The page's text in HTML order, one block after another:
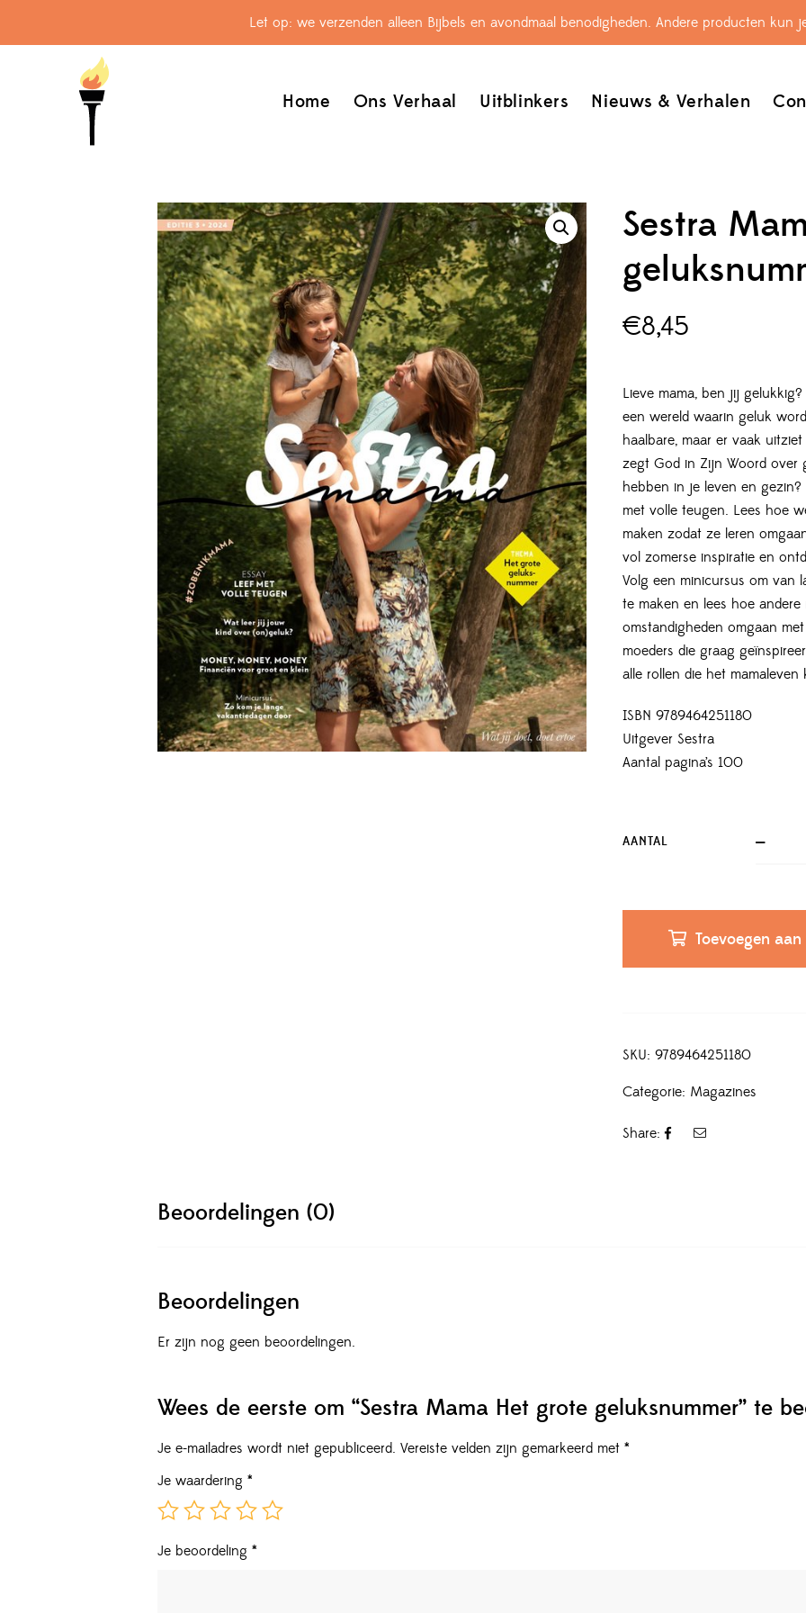
Let op: we verzenden alleen Bijbels en avondmaal benodigheden. Andere producten kun
Home Ons Verhaal Uitblinkers Nieuws & Verhalen
Sestra
€8,45
Lieve mama, ben jij
een wereld waarin geluk
haalbare, maar er vaak
zegt God in Zijn Woord over
hebben in je leven en
met volle teugen. Lees hoe
maken zodat ze leren
vol zomerse inspiratie en
Volg een minicursus om van
te maken en lees hoe
omstandigheden omgaan
moeders die graag
alle rollen die het
ISBN 9789464251180
Uitgever Sestra
Aantal pagina’s 100
AANTAL
Toevoegen
SKU: 9789464251180
Categorie: Magazines
Share:
Beoordelingen (0)
Beoordelingen
Er zijn nog geen beoordelingen.
Wees de eerste om “Sestra Mama Het grote geluksnummer” te
Je e-mailadres wordt niet gepubliceerd. Vereiste velden zijn gemarkeerd met *
Je waardering *
Je beoordeling *